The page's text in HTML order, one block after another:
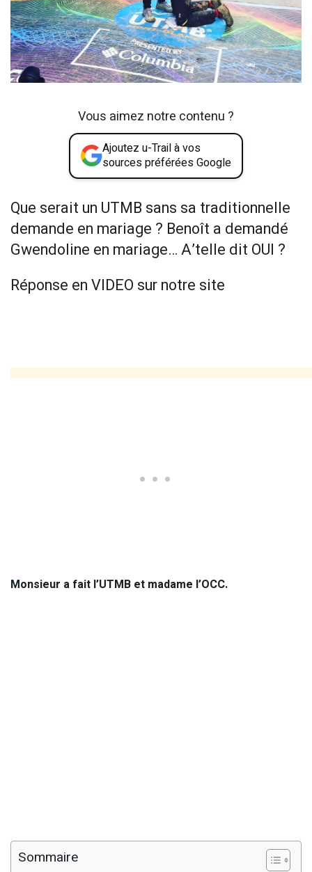
Vous aimez notre contenu ?
Ajoutez u-Trail à vos
sources préférées Google
Que serait un UTMB sans sa traditionnelle
demande en mariage ? Benoît a demandé
Gwendoline en mariage… A’telle dit OUI ?
Réponse en VIDEO sur notre site
Monsieur a fait l’UTMB et madame l’OCC.
Sommaire